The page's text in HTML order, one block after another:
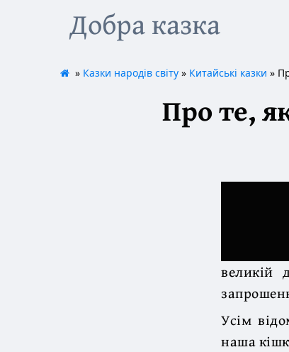
Добра казка
» Казки народів світу» Китайські казки »
Про те,
великій
Усім
наша